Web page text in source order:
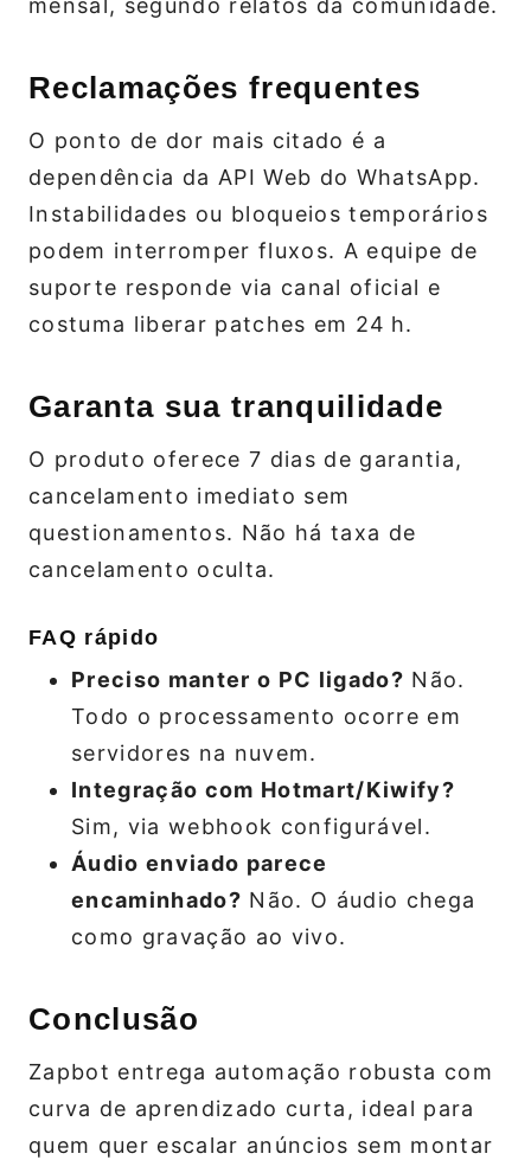
mensal, segundo relatos da comunidade.
Reclamações frequentes
O ponto de dor mais citado é a
dependência da API Web do WhatsApp.
Instabilidades ou bloqueios temporários
podem interromper fluxos. A equipe de
suporte responde via canal oficial e
costuma liberar patches em 24 h.
Garanta sua tranquilidade
O produto oferece 7 dias de garantia,
cancelamento imediato sem
questionamentos. Não há taxa de
cancelamento oculta.
FAQ rápido
Preciso manter o PC ligado? Não.
Todo o processamento ocorre em
servidores na nuvem.
Integração com Hotmart/Kiwify?
Sim, via webhook configurável.
Áudio enviado parece
encaminhado? Não. O áudio chega
como gravação ao vivo.
Conclusão
Zapbot entrega automação robusta com
curva de aprendizado curta, ideal para
quem quer escalar anúncios sem montar